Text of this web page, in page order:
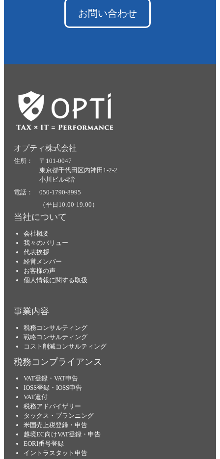
お問い合わせ
オプティ株式会社
住所： 〒101-0047
東京都千代田区内神田1-2-2
小川ビル4階
電話： 050-1790-8995
（平日10:00-19:00）
当社について
会社概要
我々のバリュー
代表挨拶
経営メンバー
お客様の声
個人情報に関する取扱
事業内容
税務コンサルティング
戦略コンサルティング
コスト削減コンサルティング
税務コンプライアンス
VAT登録・VAT申告
IOSS登録・IOSS申告
VAT還付
税務アドバイザリー
タックス・プランニング
米国売上税登録・申告
越境EC向けVAT登録・申告
EORI番号登録
イントラスタット申告